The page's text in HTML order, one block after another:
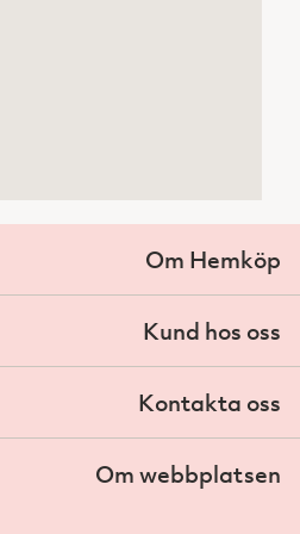
Om Hemköp
Kund hos oss
Kontakta oss
Om webbplatsen